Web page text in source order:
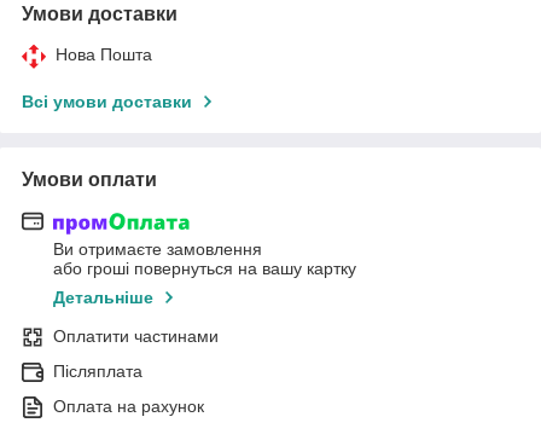
Умови доставки
Нова Пошта
Всі умови доставки
Умови оплати
Ви отримаєте замовлення
або гроші повернуться на вашу картку
Детальніше
Оплатити частинами
Післяплата
Оплата на рахунок